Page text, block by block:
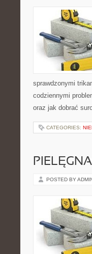
sprawdzonymi
codziennymi
oraz jak dobrać
CATEGORIES:
POSTED BY